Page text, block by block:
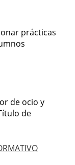
prácticas
de ocio y
de